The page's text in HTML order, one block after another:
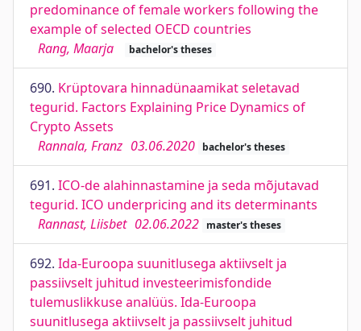
predominance of female workers following the
example of selected OECD countries
Rang, Maarja
bachelor's theses
690. Krüptovara hinnadünaamikat seletavad
tegurid. Factors Explaining Price Dynamics of
Crypto Assets
Rannala, Franz 03.06.2020 bachelor's theses
691. ICO-de alahinnastamine ja seda mõjutavad
tegurid. ICO underpricing and its determinants
Rannast, Liisbet 02.06.2022 master's theses
692. Ida-Euroopa suunitlusega aktiivselt ja
passiivselt juhitud investeerimisfondide
tulemuslikkuse analüüs. Ida-Euroopa
suunitlusega aktiivselt ja passiivselt juhitud